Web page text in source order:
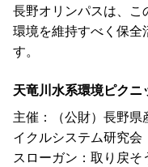
長野オリンパスは、
環境を維持すべく保全
す。
天竜川水系環境ピクニ
主催：（公財）長野
イクルシステム研究会
スローガン：取り戻